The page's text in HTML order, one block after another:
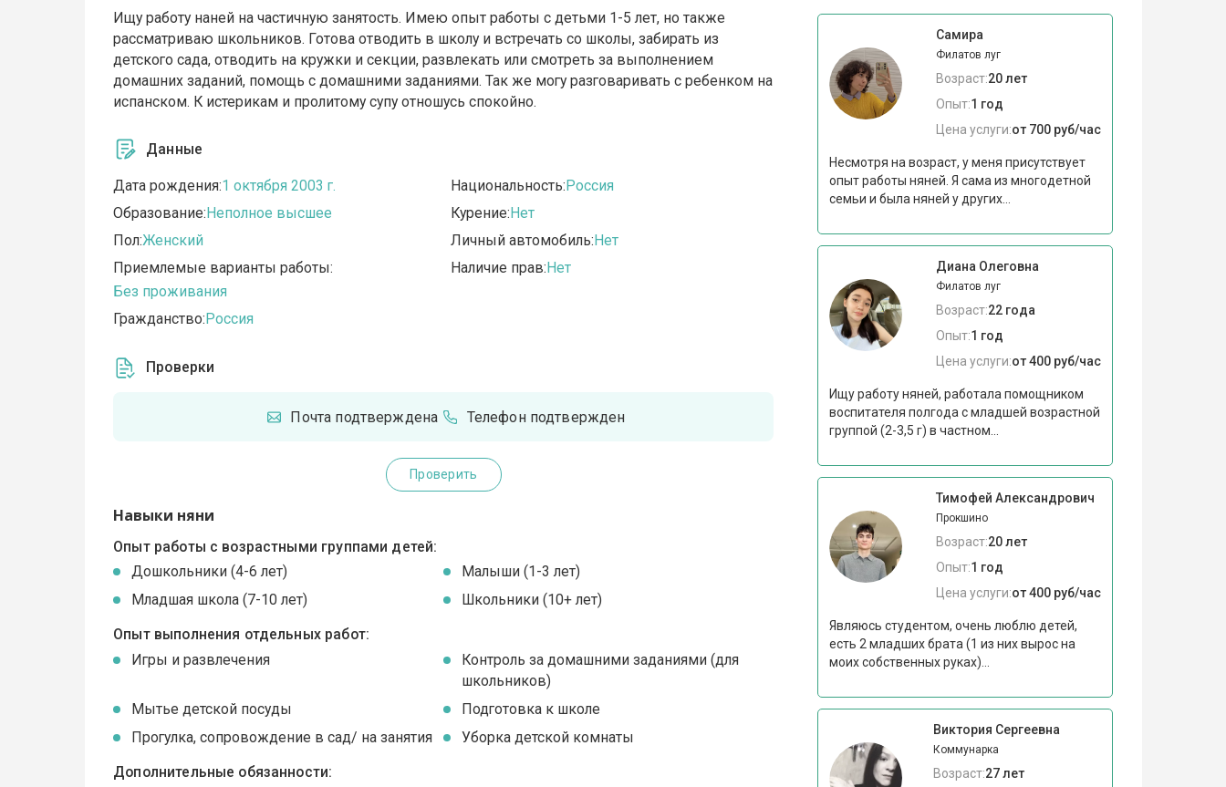
Ищу работу наней на частичную занятость. Имею опыт работы с детьми 1-5 лет, но также
рассматриваю школьников. Готова отводить в школу и встречать со школы, забирать из
детского сада, отводить на кружки и секции, развлекать или смотреть за выполнением
домашних заданий, помощь с домашними заданиями. Так же могу разговаривать с ребенком на
испанском. К истерикам и пролитому супу отношусь спокойно.
Данные
Дата рождения:1 октября 2003 г.
Образование:Неполное высшее
Пол:Женский
Приемлемые варианты работы:
Без проживания
Гражданство:Россия
Национальность:Россия
Курение:Нет
Личный автомобиль:Нет
Наличие прав:Нет
Проверки
Почта подтверждена Телефон подтвержден
Проверить
Навыки няни
Опыт работы с возрастными группами детей:
Дошкольники (4-6 лет)
Малыши (1-3 лет)
Младшая школа (7-10 лет)
Школьники (10+ лет)
Опыт выполнения отдельных работ:
Игры и развлечения
Контроль за домашними заданиями (для
школьников)
Мытье детской посуды
Подготовка к школе
Прогулка, сопровождение в сад/ на занятия
Уборка детской комнаты
Дополнительные обязанности:
Самира
Филатов луг
Возраст:20 лет
Опыт:1 год
Цена услуги:от 700 руб/час
Несмотря на возраст, у меня присутствует
опыт работы няней. Я сама из многодетной
семьи и была няней у других...
Диана Олеговна
Филатов луг
Возраст:22 года
Опыт:1 год
Цена услуги:от 400 руб/час
Ищу работу няней, работала помощником
воспитателя полгода с младшей возрастной
группой (2-3,5 г) в частном...
Тимофей Александрович
Прокшино
Возраст:20 лет
Опыт:1 год
Цена услуги:от 400 руб/час
Являюсь студентом, очень люблю детей,
есть 2 младших брата (1 из них вырос на
моих собственных руках)...
Виктория Сергеевна
Коммунарка
Возраст:27 лет